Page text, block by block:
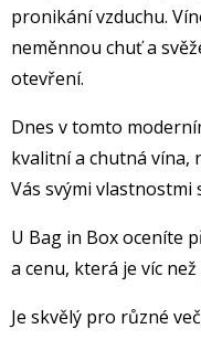
pronikání vzduchu.
neměnnou chuť a
otevření.
Dnes v tomto
kvalitní a chutná vína,
Vás svými vlastnostmi
U Bag in Box oceníte
a cenu, která je víc
Je skvělý pro různé